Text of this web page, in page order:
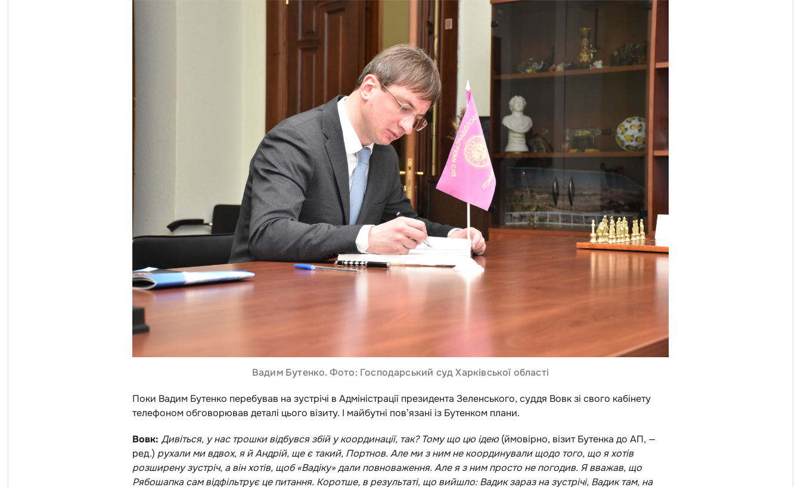
Вадим Бутенко. Фото: Господарський суд Харківської області
Поки Вадим Бутенко перебував на зустрічі в Адміністрації президента Зеленського, суддя Вовк зі свого кабінету
телефоном обговорював деталі цього візиту. І майбутні повʼязані із Бутенком плани.
Вовк: Дивіться, у нас трошки відбувся збій у координації, так? Тому що цю ідею (ймовірно, візит Бутенка до АП, —
ред.) рухали ми вдвох, я й Андрій, ще є такий, Портнов. Але ми з ним не координували щодо того, що я хотів
розширену зустріч, а він хотів, щоб «Вадіку» дали повноваження. Але я з ним просто не погодив. Я вважав, що
Рябошапка сам відфільтрує це питання. Коротше, в результаті, що вийшло: Вадик зараз на зустрічі, Вадик там, на